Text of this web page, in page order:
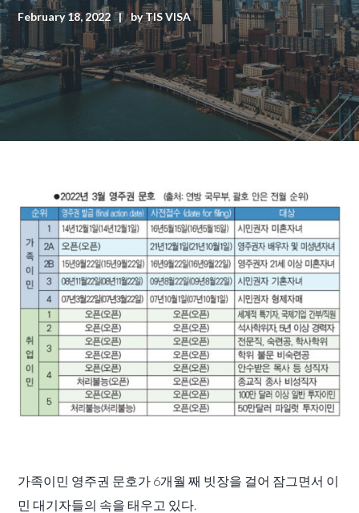
February 18, 2022 byTIS VISA
가족이민 영주권 문호가 6개월 째 빗장을 걸어 잠그면서 이
민 대기자들의 속을 태우고 있다.